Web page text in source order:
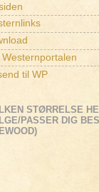
Westernportalen
til WP
STØRRELSE
PASSER DIG